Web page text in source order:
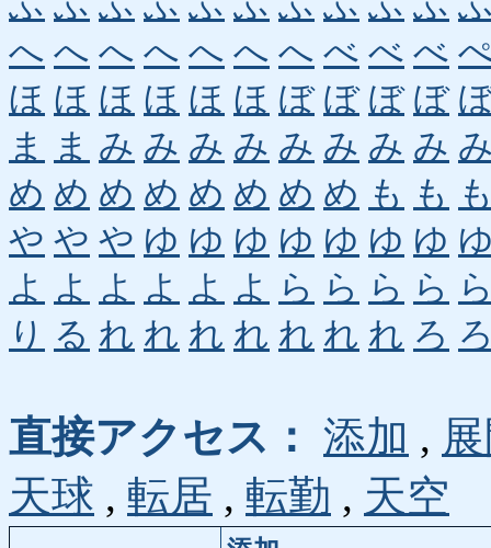
へ へ へ へ へ へ へ べ べ べ
ほ ほ ほ ほ ほ ほ ぼ ぼ ぼ ぼ
ま
ま み み み み み み み み
め め め め め め め め も も
や や や ゆ ゆ ゆ ゆ ゆ ゆ ゆ
よ よ よ よ よ よ ら ら ら ら
り る れ れ れ れ れ れ れ ろ
直接アクセス： 添加 ,
天球 , 転居 , 転勤 , 天空